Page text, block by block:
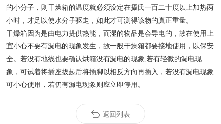
的小分子，则干燥箱的温度就必须设定在摄氏一百二十度以上加热两
小时，才足以使水分子驱走，如此才可测得该物的真正重量。
干燥箱因为是由电力提供热能，而湿的物品是会导电的，故在使用上
宜小心不要有漏电的现象发生，故一般干燥箱都要接地使用，以保安
全。若没有地线也要确认烘箱没有漏电的现象;若有轻微的漏电现
象，可试着将插座拔起后将插脚以相反方向再插入，若没有漏电现象
可小心使用，若仍有漏电现象则应立即停用。
返回列表